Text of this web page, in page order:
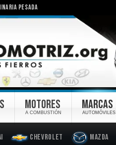
PESADA
MOTORES
A COMBUSTIÓN
MARCAS
AUTOMÓVILES
Chevrolet Mazda